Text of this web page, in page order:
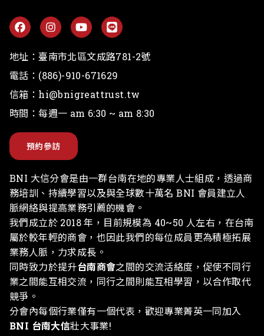
地址： 臺南市北區文成路781-2號
電話： (886)-910-671629
信箱： hi@bnigreattrust.tw
時間：每週一 am 6:30 ~ am 8:30
預約參訪
BNI 大信分會是由一群台南在地的專業人士組成，透過商
務培訓、持續學習以及與全球數十萬名 BNI 會員建立人
脈網絡與提高業務引薦的機會。
我們成立於 2018 年，目前規模為 40~50 人左右，在台南
屬於較年輕的商會，也因此我們的每位成員更為積極拓展
業務人脈，力求成長。
同時致力於提升
業之間能互相交流，同行之間則能互相學習，以合作取代
競爭。